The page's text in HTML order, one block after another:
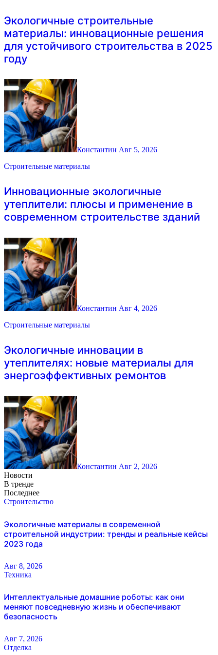
Экологичные строительные
материалы: инновационные решения
для устойчивого строительства в 2025
году
Константин Авг 5, 2026
Строительные материалы
Инновационные экологичные
утеплители: плюсы и применение в
современном строительстве зданий
Константин Авг 4, 2026
Строительные материалы
Экологичные инновации в
утеплителях: новые материалы для
энергоэффективных ремонтов
Константин Авг 2, 2026
Новости
В тренде
Последнее
Строительство
Экологичные материалы в современной
строительной индустрии: тренды и реальные кейсы
2023 года
Авг 8, 2026
Техника
Интеллектуальные домашние роботы: как они
меняют повседневную жизнь и обеспечивают
безопасность
Авг 7, 2026
Отделка